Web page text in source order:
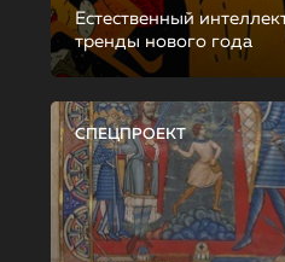
Естественный
тренды нового года
СПЕЦПРОЕКТ